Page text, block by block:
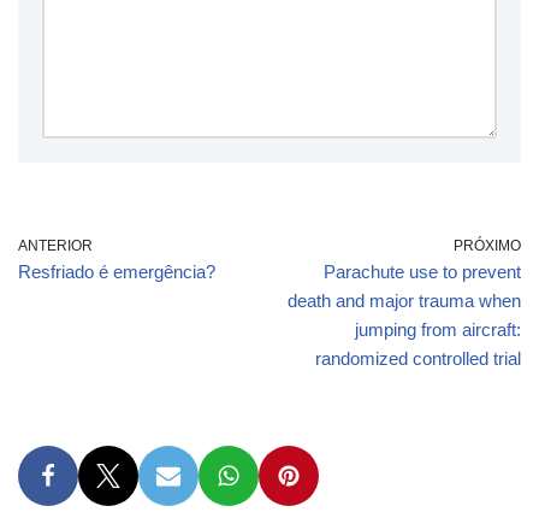
ANTERIOR
Resfriado é emergência?
PRÓXIMO
Parachute use to prevent
death and major trauma when
jumping from aircraft:
randomized controlled trial